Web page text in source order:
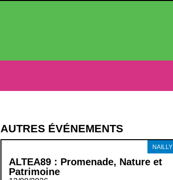
AUTRES ÉVÉNEMENTS
NAILLY
ALTEA89 : Promenade, Nature et
Patrimoine